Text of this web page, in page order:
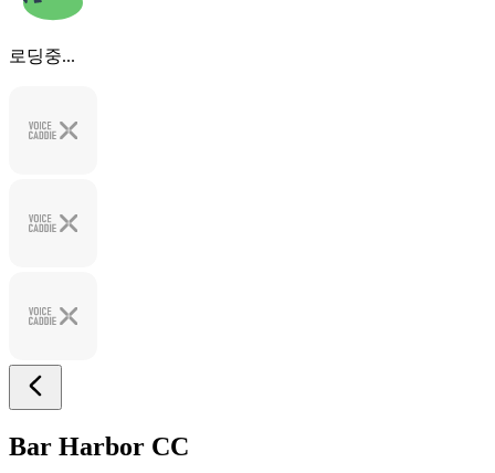
로딩중...
Bar Harbor CC